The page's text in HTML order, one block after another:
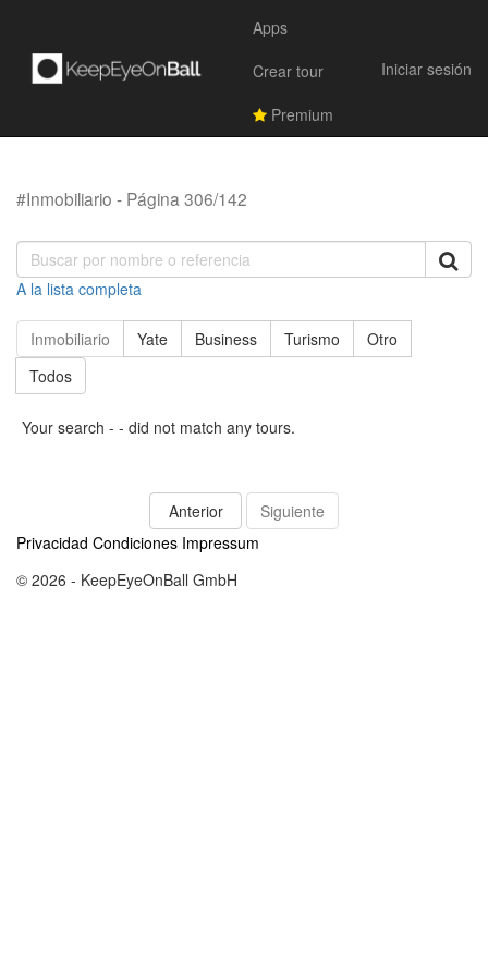
Apps
Crear tour
Premium
Iniciar sesión
#Inmobiliario - Página 306/142
A la lista completa
Inmobiliario Yate Business Turismo
Otro
Todos
Your search - - did not match any tours.
Anterior
Siguiente
Privacidad Condiciones Impressum
© 2026 - KeepEyeOnBall GmbH